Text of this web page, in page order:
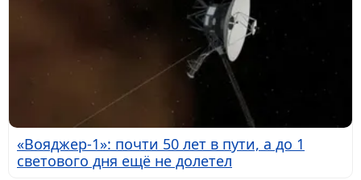
«Вояджер-1»: почти 50 лет в пути, а до 1
светового дня ещё не долетел